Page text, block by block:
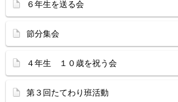
６年生を送る会
節分集会
４年生 １０歳を祝う会
第３回たてわり班活動